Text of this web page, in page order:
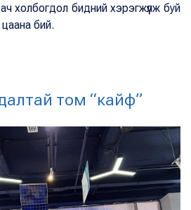
холбогдол бидний хэрэгжүүлж буй
бий.
том “кайф”